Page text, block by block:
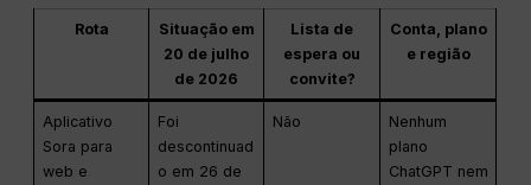
Rota
Situação em
20 de julho
de 2026
Lista de
espera ou
convite?
Conta, plano
e região
Aplicativo
Sora para
web e
Foi
descontinuad
o em 26 de
Não
Nenhum
plano
ChatGPT nem